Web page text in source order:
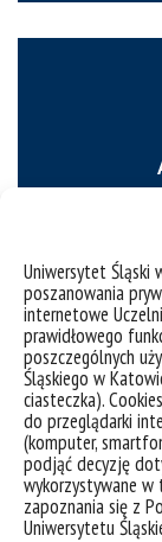
Uniwersytet Śląski
poszanowania
internetowe
prawidłowego
poszczególnych
Śląskiego w
ciasteczka).
do przeglądarki
(komputer,
podjąć decyzję
wykorzystywane w
zapoznania się z
Uniwersytetu